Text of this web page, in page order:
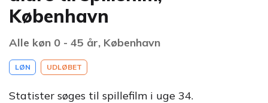
København
Alle køn 0 - 45 år, København
LØN UDLØBET
Statister søges til spillefilm i uge 34.